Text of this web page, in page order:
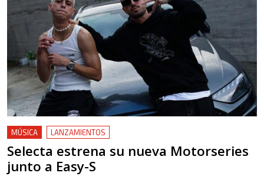
MÚSICA LANZAMIENTOS
Selecta estrena su nueva Motorseries
junto a Easy-S